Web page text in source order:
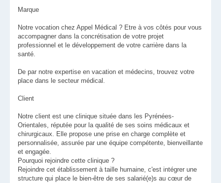
Marque
Notre vocation chez Appel Médical ? Etre à vos côtés pour vous
accompagner dans la concrétisation de votre projet
professionnel et le développement de votre carrière dans la
santé.
De par notre expertise en vacation et médecins, trouvez votre
place dans le secteur médical.
Client
Notre client est une clinique située dans les Pyrénées-
Orientales, réputée pour la qualité de ses soins médicaux et
chirurgicaux. Elle propose une prise en charge complète et
personnalisée, assurée par une équipe compétente, bienveillante
et engagée.
Pourquoi rejoindre cette clinique ?
Rejoindre cet établissement à taille humaine, c'est intégrer une
structure qui place le bien-être de ses salarié(e)s au cœur de